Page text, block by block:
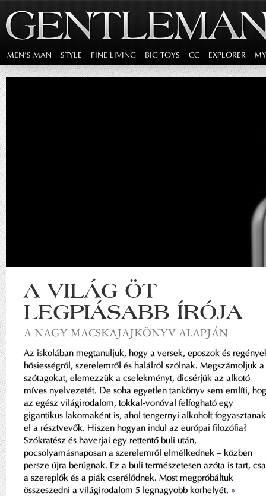
MEN'S MAN STYLE FINE LIVING BIG TOYS CC EXPLORER
A VILÁG ÖT
LEGPIÁSABB ÍRÓJA
A NAGY MACSKAJAJKÖNYV ALAPJÁN
Az iskolában megtanuljuk, hogy a versek, eposzok és
hősiességről, szerelemről és halálról szólnak. Megszámoljuk a
szótagokat, elemezzük a cselekményt, dicsérjük az alkotó
míves nyelvezetét. De soha egyetlen tankönyv sem említi,
az egész világirodalom, tokkal-vonóval felfogható egy
gigantikus lakomaként is, ahol tengernyi alkoholt fogyasztanak
el a résztvevők. Hiszen hogyan indul az európai filozófia?
Szókratész és haverjai egy rettentő buli után,
pocsolyamásnaposan a szerelemről elmélkednek – közben
persze újra berúgnak. Ez a buli természetesen azóta is tart,
a szereplők és a piák cserélődnek. Most megpróbáltuk
összeszedni a világirodalom 5 legnagyobb korhelyét. »